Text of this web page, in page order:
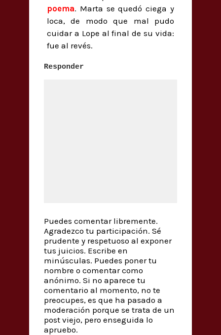
poema. Marta se quedó ciega y
loca, de modo que mal pudo
cuidar a Lope al final de su vida:
fue al revés.
Responder
Puedes comentar libremente.
Agradezco tu participación. Sé
prudente y respetuoso al exponer
tus juicios. Escribe en
minúsculas. Puedes poner tu
nombre o comentar como
anónimo. Si no aparece tu
comentario al momento, no te
preocupes, es que ha pasado a
moderación porque se trata de un
post viejo, pero enseguida lo
apruebo.